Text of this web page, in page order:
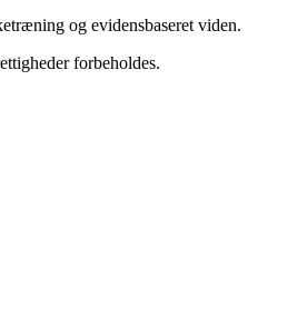
og evidensbaseret viden.
forbeholdes.